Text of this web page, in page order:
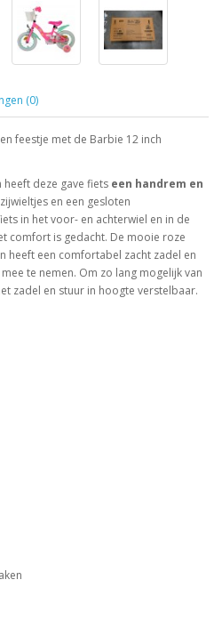
(0)
feestje met de Barbie 12 inch
deze gave fiets een handrem en
en een gesloten
in het voor- en achterwiel en in de
comfort is gedacht. De mooie roze
heeft een comfortabel zacht zadel en
te nemen. Om zo lang mogelijk van
zadel en stuur in hoogte verstelbaar.